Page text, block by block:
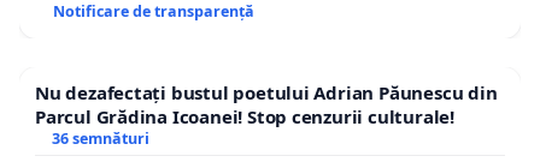
Notificare de transparență
Nu dezafectați bustul poetului Adrian Păunescu din
Parcul Grădina Icoanei! Stop cenzurii culturale!
36 semnături